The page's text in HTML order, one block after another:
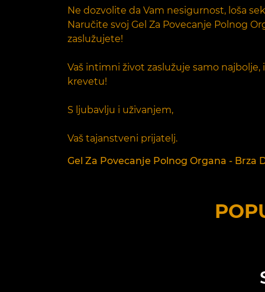
Ne dozvolite da Vam nesigurnost, loša
Naručite svoj Gel Za Povecanje Polnog
zaslužujete!
Vaš intimni život zaslužuje samo
krevetu!
S ljubavlju i uživanjem,
Vaš tajanstveni prijatelj.
Gel Za Povecanje Polnog Organa - Brza